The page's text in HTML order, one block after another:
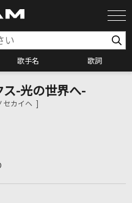
歌手名 歌詞
検索
ス-光の世界へ-
セカイヘ ]